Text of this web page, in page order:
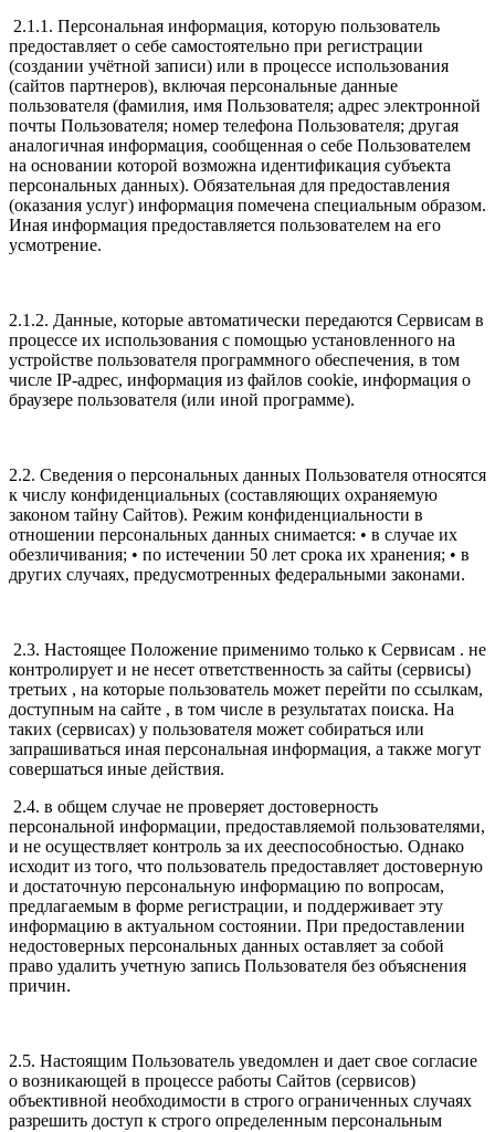
2.1.1. Персональная информация, которую пользователь
предоставляет о себе самостоятельно при регистрации
(создании учётной записи) или в процессе использования
(сайтов партнеров), включая персональные данные
пользователя (фамилия, имя Пользователя; адрес электронной
почты Пользователя; номер телефона Пользователя; другая
аналогичная информация, сообщенная о себе Пользователем
на основании которой возможна идентификация субъекта
персональных данных). Обязательная для предоставления
(оказания услуг) информация помечена специальным образом.
Иная информация предоставляется пользователем на его
усмотрение.
2.1.2. Данные, которые автоматически передаются Сервисам в
процессе их использования с помощью установленного на
устройстве пользователя программного обеспечения, в том
числе IP-адрес, информация из файлов cookie, информация о
браузере пользователя (или иной программе).
2.2. Сведения о персональных данных Пользователя относятся
к числу конфиденциальных (составляющих охраняемую
законом тайну Сайтов). Режим конфиденциальности в
отношении персональных данных снимается: • в случае их
обезличивания; • по истечении 50 лет срока их хранения; • в
других случаях, предусмотренных федеральными законами.
2.3. Настоящее Положение применимо только к Сервисам . не
контролирует и не несет ответственность за сайты (сервисы)
третьих , на которые пользователь может перейти по ссылкам,
доступным на сайте , в том числе в результатах поиска. На
таких (сервисах) у пользователя может собираться или
запрашиваться иная персональная информация, а также могут
совершаться иные действия.
2.4. в общем случае не проверяет достоверность
персональной информации, предоставляемой пользователями,
и не осуществляет контроль за их дееспособностью. Однако
исходит из того, что пользователь предоставляет достоверную
и достаточную персональную информацию по вопросам,
предлагаемым в форме регистрации, и поддерживает эту
информацию в актуальном состоянии. При предоставлении
недостоверных персональных данных оставляет за собой
право удалить учетную запись Пользователя без объяснения
причин.
2.5. Настоящим Пользователь уведомлен и дает свое согласие
о возникающей в процессе работы Сайтов (сервисов)
объективной необходимости в строго ограниченных случаях
разрешить доступ к строго определенным персональным